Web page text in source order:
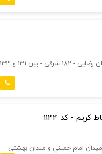
تهران - تهرانپارس - بلوار شاهد (پروین) - خیابان رضایی - 182 شرقی - بین 131 و 133
- کد 1134
ميدان امام خميني و ميدان بهشتی